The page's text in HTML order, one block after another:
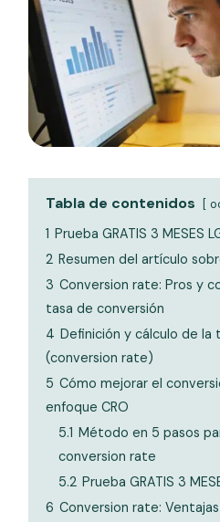
Tabla de contenidos
1 Prueba GRATIS 3 MESES
2 Resumen del artículo
3 Conversion rate: Pros y
tasa de conversión
4 Definición y cálculo de la
(conversion rate)
5 Cómo mejorar el
enfoque CRO
5.1 Método en 5 pasos
conversion rate
5.2 Prueba GRATIS 3
6 Conversion rate: